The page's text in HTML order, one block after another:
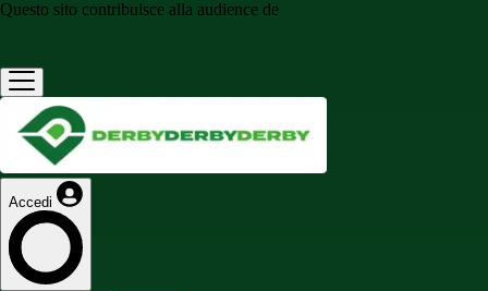
Questo sito contribuisce alla audience de
Accedi